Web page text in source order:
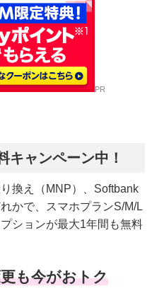
PR
キャンペーン中！
換え（MNP）、Softbank
かで、スマホプランS/M/L
ションが最大1年間も無料
も今がおトク